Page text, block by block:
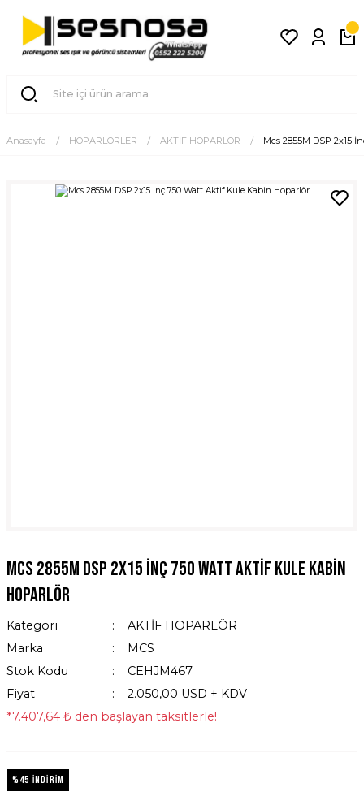
Anasayfa HOPARLÖRLER AKTİF HOPARLÖR Mcs 2855M DSP 2x15
Mcs 2855M DSP 2x15 İnç 750 Watt Aktif Kule Kabin
Hoparlör
Kategori
AKTİF HOPARLÖR
Marka
MCS
Stok Kodu
CEHJM467
Fiyat
2.050,00 USD + KDV
*7.407,64 ₺ den başlayan taksitlerle!
%45 İNDİRİM